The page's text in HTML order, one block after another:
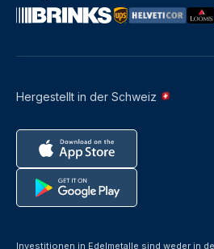
Hergestellt in der Schweiz
Investitionen in Edelmetalle sind weder in